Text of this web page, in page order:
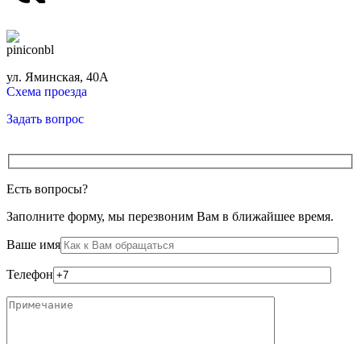
ул. Яминская, 40А
Схема проезда
Задать вопрос
Есть вопросы?
Заполните форму, мы перезвоним Вам в ближайшее время.
Ваше имя
Телефон